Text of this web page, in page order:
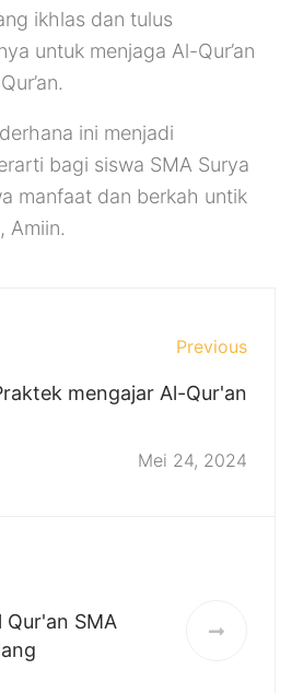
ikhlas dan tulus
untuk menjaga Al-Qur’an
ini menjadi
bagi siswa SMA Surya
manfaat dan berkah untik
Amiin.
Previous
mengajar Al-Qur'an
Mei 24, 2024
Qur'an SMA